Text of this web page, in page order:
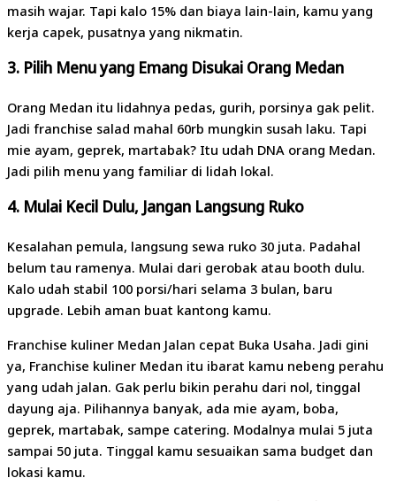
masih wajar. Tapi kalo 15% dan biaya lain-lain, kamu yang
kerja capek, pusatnya yang nikmatin.
3. Pilih Menu yang Emang Disukai Orang Medan
Orang Medan itu lidahnya pedas, gurih, porsinya gak pelit.
Jadi franchise salad mahal 60rb mungkin susah laku. Tapi
mie ayam, geprek, martabak? Itu udah DNA orang Medan.
Jadi pilih menu yang familiar di lidah lokal.
4. Mulai Kecil Dulu, Jangan Langsung Ruko
Kesalahan pemula, langsung sewa ruko 30 juta. Padahal
belum tau ramenya. Mulai dari gerobak atau booth dulu.
Kalo udah stabil 100 porsi/hari selama 3 bulan, baru
upgrade. Lebih aman buat kantong kamu.
Franchise kuliner Medan Jalan cepat Buka Usaha. Jadi gini
ya, Franchise kuliner Medan itu ibarat kamu nebeng perahu
yang udah jalan. Gak perlu bikin perahu dari nol, tinggal
dayung aja. Pilihannya banyak, ada mie ayam, boba,
geprek, martabak, sampe catering. Modalnya mulai 5 juta
sampai 50 juta. Tinggal kamu sesuaikan sama budget dan
lokasi kamu.